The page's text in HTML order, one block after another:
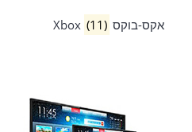
אקס-בוקס Xbox (11)